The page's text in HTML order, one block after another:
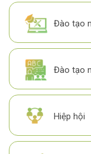
Đào tạo
Đào tạo
Hiệp hội